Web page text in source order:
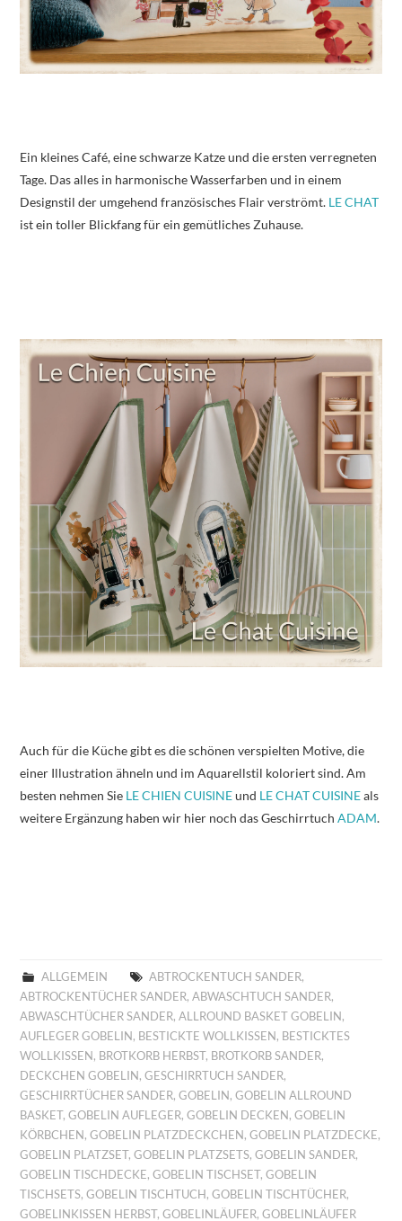
Ein kleines Café, eine schwarze Katze und die ersten verregneten
Tage. Das alles in harmonische Wasserfarben und in einem
Designstil der umgehend französisches Flair verströmt. LE CHAT
ist ein toller Blickfang für ein gemütliches Zuhause.
Auch für die Küche gibt es die schönen verspielten Motive, die
einer Illustration ähneln und im Aquarellstil koloriert sind. Am
besten nehmen Sie LE CHIEN CUISINEund LE CHAT CUISINEals
weitere Ergänzung haben wir hier noch das GeschirrtuchADAM.
ALLGEMEIN ABTROCKENTUCH SANDER,
ABTROCKENTÜCHER SANDER,ABWASCHTUCH SANDER,
ABWASCHTÜCHER SANDER,ALLROUND BASKET GOBELIN ,
AUFLEGER GOBELIN , BESTICKTE WOLLKISSEN , BESTICKTES
WOLLKISSEN , BROTKORB HERBST, BROTKORB SANDER,
DECKCHEN GOBELIN ,GESCHIRRTUCH SANDER,
GESCHIRRTÜCHER SANDER,GOBELIN ,GOBELIN ALLROUND
BASKET,GOBELIN AUFLEGER,GOBELIN DECKEN ,GOBELIN
KÖRBCHEN ,GOBELIN PLATZDECKCHEN ,GOBELIN PLATZDECKE,
GOBELIN PLATZSET,GOBELIN PLATZSETS,GOBELIN SANDER,
GOBELIN TISCHDECKE,GOBELIN TISCHSET,GOBELIN
TISCHSETS,GOBELIN TISCHTUCH ,GOBELIN TISCHTÜCHER,
GOBELINKISSEN HERBST,GOBELINLÄUFER,GOBELINLÄUFER